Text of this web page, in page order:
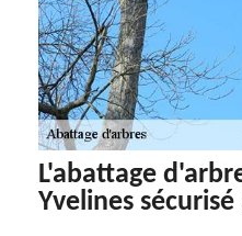
L'abattage
Yvelines sécurisé